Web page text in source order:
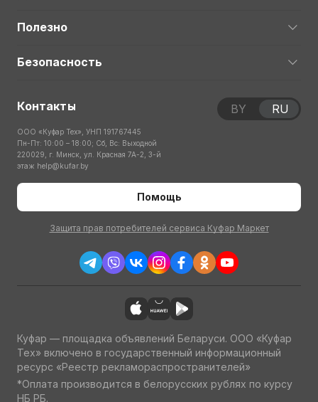
Полезно
Безопасность
Контакты
ООО «Куфар Тех», УНП 191767445
Пн-Пт: 10:00 – 18:00; Сб, Вс: Выходной
220029, г. Минск, ул. Красная 7А-2, 3-й
этаж help@kufar.by
Помощь
Защита прав потребителей сервиса Куфар Маркет
BY RU
Куфар — площадка объявлений Беларуси. ООО «Куфар
Тех» включено в государственный информационный
ресурс «Реестр рекламораспространителей»
*Оплата производится в белорусских рублях по курсу
НБ РБ.